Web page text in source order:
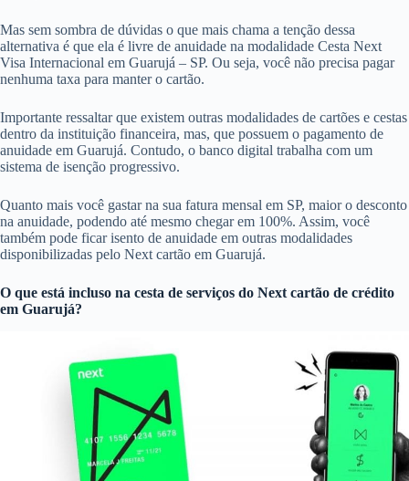
Mas sem sombra de dúvidas o que mais chama a tenção dessa
alternativa é que ela é livre de anuidade na modalidade Cesta Next
Visa Internacional em Guarujá – SP. Ou seja, você não precisa pagar
nenhuma taxa para manter o cartão.
Importante ressaltar que existem outras modalidades de cartões e cestas
dentro da instituição financeira, mas, que possuem o pagamento de
anuidade em Guarujá. Contudo, o banco digital trabalha com um
sistema de isenção progressivo.
Quanto mais você gastar na sua fatura mensal em SP, maior o desconto
na anuidade, podendo até mesmo chegar em 100%. Assim, você
também pode ficar isento de anuidade em outras modalidades
disponibilizadas pelo Next cartão em Guarujá.
O que está incluso na cesta de serviços do Next cartão de crédito
em Guarujá?